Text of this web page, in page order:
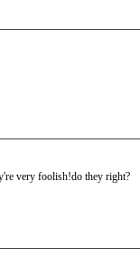
very foolish!do they right?